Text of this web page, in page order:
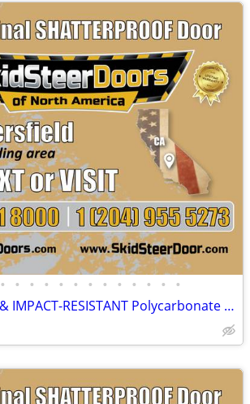
• • • • • • • • • • • • •
SHATTERPROOF & IMPACT-RESISTANT Polycarbonate Skid Steer Door Kits